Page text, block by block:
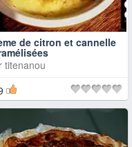
de citron et cannelle
titenanou